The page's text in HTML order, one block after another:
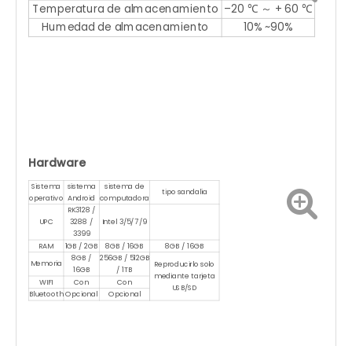
Temperatura de almacenamiento –20 ℃ ～ + 60 ℃
Humedad de almacenamiento
10% ~90%
Hardware
Sistema
operativo
sistema
Android
sistema de
computadora
tipo sandalia
UPC
RK3128 /
3288 /
3399
Intel 3/5/7/9
RAM 1GB / 2GB 8GB / 16GB 8GB / 16GB
Memoria
8GB /
16GB
256GB / 512GB
/ 1TB
Reproducirlo solo
mediante tarjeta
USB/SD
WIFI Con
Con
BluetoothOpcional Opcional